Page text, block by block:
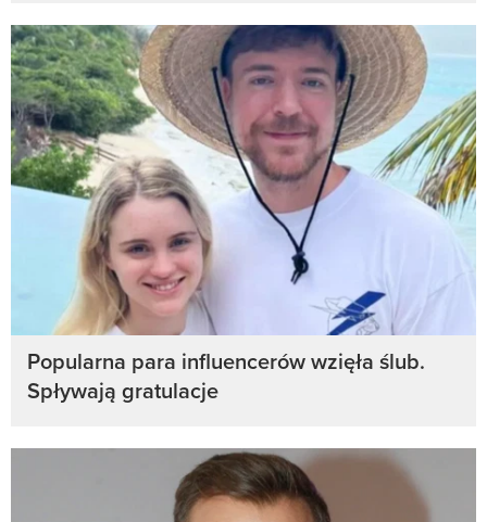
Popularna para influencerów wzięła ślub.
Spływają gratulacje